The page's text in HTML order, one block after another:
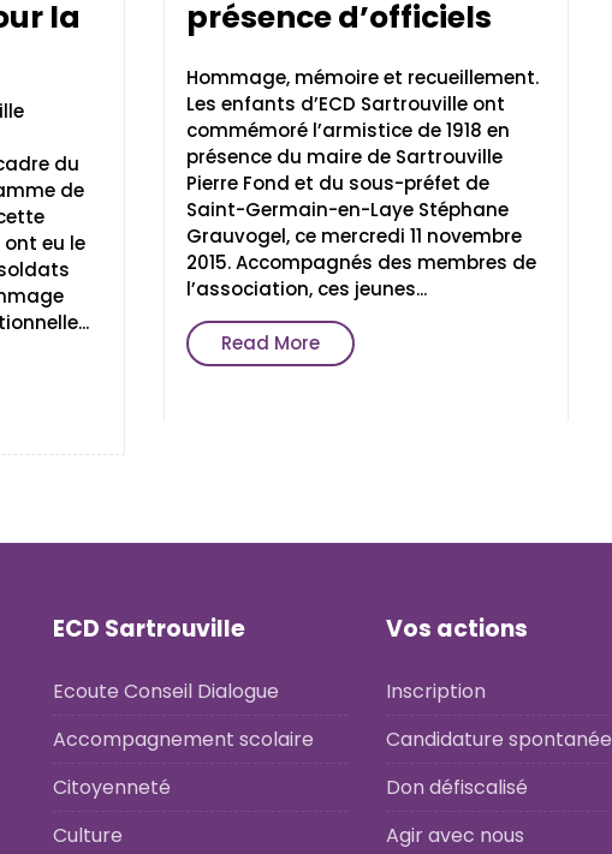
la
du
de
ont eu le
présence d’officiels
Hommage, mémoire et recueillement.
Les enfants d’ECD Sartrouville ont
commémoré l’armistice de 1918 en
présence du maire de Sartrouville
Pierre Fond et du sous-préfet de
Saint-Germain-en-Laye Stéphane
Grauvogel, ce mercredi 11 novembre
2015. Accompagnés des membres de
l’association, ces jeunes...
Read More
ECD Sartrouville
Ecoute Conseil Dialogue
Accompagnement scolaire
Citoyenneté
Culture
Vos actions
Inscription
Candidature spontanée
Don défiscalisé
Agir avec nous